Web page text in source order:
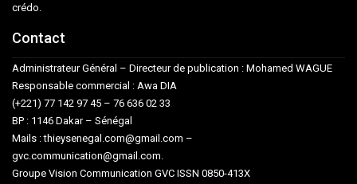
crédo.
Contact
Administrateur Général – Directeur de publication : Mohamed WAGUE
Responsable commercial : Awa DIA
(+221) 77 142 97 45 – 76 636 02 33
BP : 1146 Dakar – Sénégal
Mails : thieysenegal.com@gmail.com –
gvc.communication@gmail.com.
Groupe Vision Communication GVC ISSN 0850-413X